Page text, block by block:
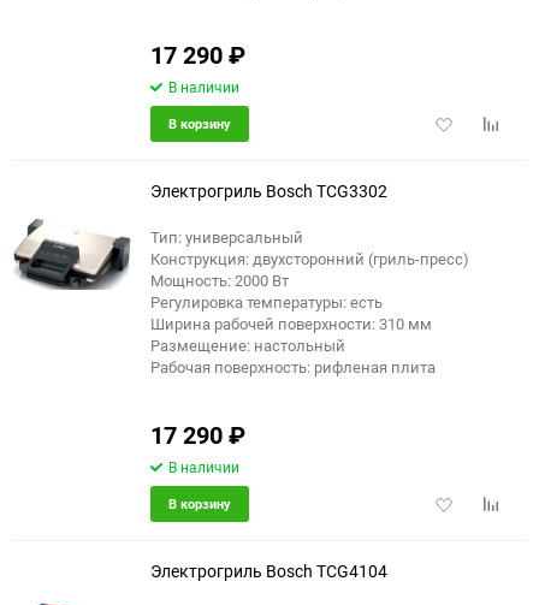
17 290₽
В наличии
Добавить
В корзину
Электрогриль Bosch TCG3302
Тип: универсальный
Конструкция: двухсторонний (гриль-пресс)
Мощность: 2000 Вт
Регулировка температуры: есть
Ширина рабочей поверхности: 310 мм
Размещение: настольный
Рабочая поверхность: рифленая плита
17 290₽
В наличии
Добавить
В корзину
Электрогриль Bosch TCG4104